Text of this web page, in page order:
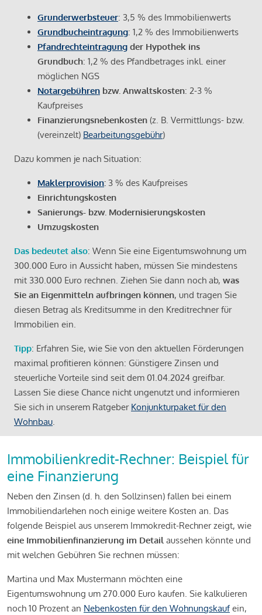
Grunderwerbsteuer: 3,5 % des Immobilienwerts
Grundbucheintragung: 1,2 % des Immobilienwerts
Pfandrechteintragung der Hypothek ins
Grundbuch: 1,2 % des Pfandbetrages inkl. einer
möglichen NGS
Notargebühren bzw. Anwaltskosten: 2-3 %
Kaufpreises
Finanzierungsnebenkosten (z. B. Vermittlungs- bzw.
(vereinzelt) Bearbeitungsgebühr)
Dazu kommen je nach Situation:
Maklerprovision: 3 % des Kaufpreises
Einrichtungskosten
Sanierungs- bzw. Modernisierungskosten
Umzugskosten
Das bedeutet also: Wenn Sie eine Eigentumswohnung um
300.000 Euro in Aussicht haben, müssen Sie mindestens
mit 330.000 Euro rechnen. Ziehen Sie dann noch ab, was
Sie an Eigenmitteln aufbringen können, und tragen Sie
diesen Betrag als Kreditsumme in den Kreditrechner für
Immobilien ein.
Tipp: Erfahren Sie, wie Sie von den aktuellen Förderungen
maximal profitieren können: Günstigere Zinsen und
steuerliche Vorteile sind seit dem 01.04.2024 greifbar.
Lassen Sie diese Chance nicht ungenutzt und informieren
Sie sich in unserem Ratgeber Konjunkturpaket für den
Wohnbau.
Immobilienkredit-Rechner: Beispiel für
eine Finanzierung
Neben den Zinsen (d. h. den Sollzinsen) fallen bei einem
Immobiliendarlehen noch einige weitere Kosten an. Das
folgende Beispiel aus unserem Immokredit-Rechner zeigt, wie
eine Immobilienfinanzierung im Detail aussehen könnte und
mit welchen Gebühren Sie rechnen müssen:
Martina und Max Mustermann möchten eine
Eigentumswohnung um 270.000 Euro kaufen. Sie kalkulieren
noch 10 Prozent an Nebenkosten für den Wohnungskaufein,